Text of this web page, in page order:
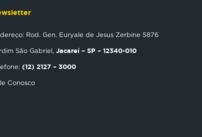
Rod. Gen. Euryale de Jesus Zerbine 5876
São Gabriel, Jacareí – SP – 12340-010
(12) 2127 – 3000
Conosco